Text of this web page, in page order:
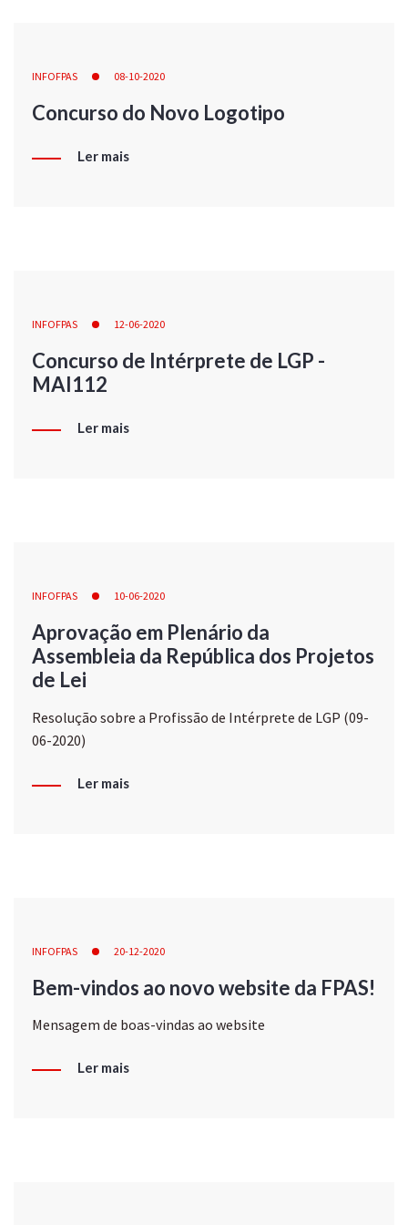
INFOFPAS 08-10-2020
Concurso do Novo Logotipo
Ler mais
INFOFPAS 12-06-2020
Concurso de Intérprete de LGP -
MAI112
Ler mais
INFOFPAS 10-06-2020
Aprovação em Plenário da
Assembleia da República dos Projetos
de Lei
Resolução sobre a Profissão de Intérprete de LGP (09-
06-2020)
Ler mais
INFOFPAS 20-12-2020
Bem-vindos ao novo website da FPAS!
Mensagem de boas-vindas ao website
Ler mais